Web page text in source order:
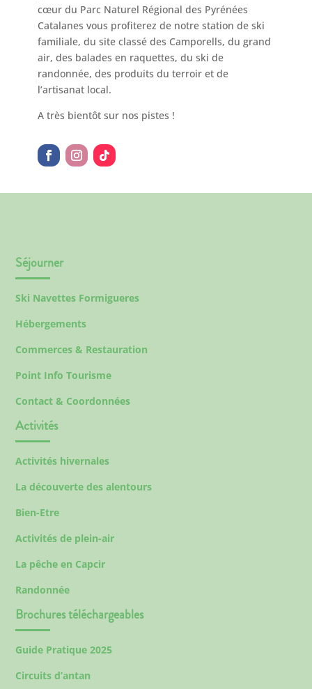
cœur du Parc Naturel Régional des Pyrénées
Catalanes vous profiterez de notre station de ski
familiale, du site classé des Camporells, du grand
air, des balades en raquettes, du ski de
randonnée, des produits du terroir et de
l’artisanat local.
A très bientôt sur nos pistes !
Séjourner
Ski Navettes Formigueres
Hébergements
Commerces & Restauration
Point Info Tourisme
Contact & Coordonnées
Activités
Activités hivernales
La découverte des alentours
Bien-Etre
Activités de plein-air
La pêche en Capcir
Randonnée
Brochures téléchargeables
Guide Pratique 2025
Circuits d’antan